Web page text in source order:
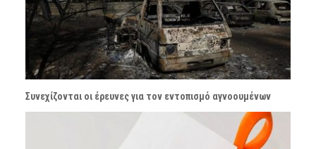
Συνεχίζονται οι έρευνες για τον εντοπισμό αγνοουμένων